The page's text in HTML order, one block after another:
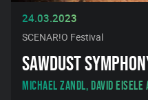
24.03.2023
SCENAR!O Festival
SAWDUST
Michael Zandl, David Eisele